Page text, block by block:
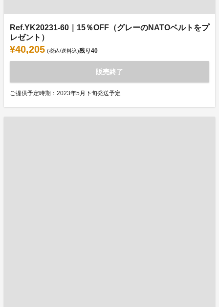
Ref.YK20231-60｜15％OFF（グレーのNATOベルトをプ
レゼント）
¥40,205 (税込/送料込)残り40
販売終了
ご提供予定時期：2023年5月下旬発送予定